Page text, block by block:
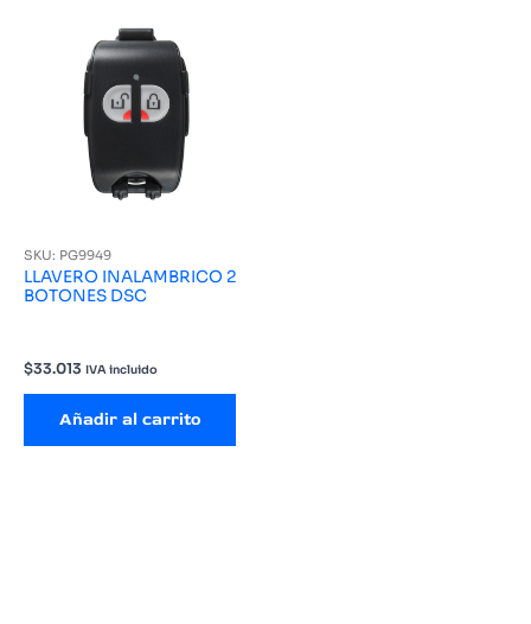
SKU: PG9949
LLAVERO INALAMBRICO 2
BOTONES DSC
$33.013 IVA incluido
Añadir al carrito